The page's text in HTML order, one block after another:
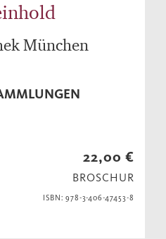
München
22,00 €
BROSCHUR
ISBN: 978-3-406-47453-8